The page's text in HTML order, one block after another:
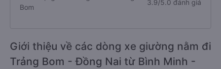
Bom
3.9/5.0 đánh giá
Giới thiệu về các dòng xe giường nằm đi
Trảng Bom - Đồng Nai từ Bình Minh -